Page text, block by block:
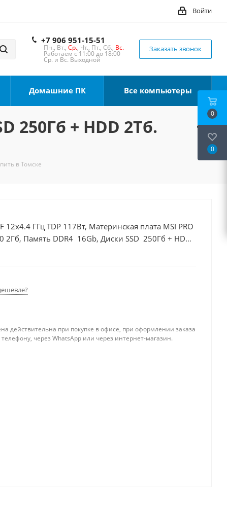
Войти
+7 906 951-15-51
Пн., Вт., Ср., Чт., Пт., Сб., Вс.
Работаем с 11:00 до 18:00
Ср. и Вс. Выходной
Заказать звонок
Домашние ПК Все компьютеры
250Гб + HDD 2Тб.
в Томске
ГГц TDP 117Вт, Материнская плата MSI PRO
2Гб, Память DDR4 16Gb, Диски SSD 250Гб + HDD
действительна при покупке в офисе, при оформлении заказа
телефону, через WhatsApp или через интернет-магазин.
0
0